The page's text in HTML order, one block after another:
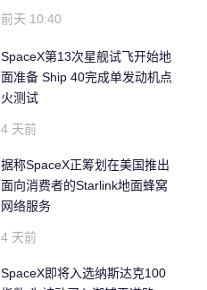
前天 10:40
SpaceX第13次星舰试飞开始地
面准备 Ship 40完成单发动机点
火测试
4 天前
据称SpaceX正筹划在美国推出
面向消费者的Starlink地面蜂窝
网络服务
4 天前
SpaceX即将入选纳斯达克100